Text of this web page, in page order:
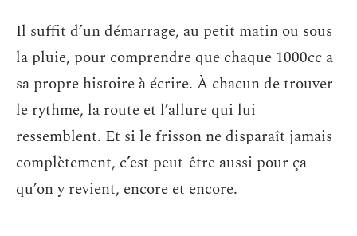
Il suffit d’un démarrage, au petit matin ou sous
la pluie, pour comprendre que chaque 1000cc a
sa propre histoire à écrire. À chacun de trouver
le rythme, la route et l’allure qui lui
ressemblent. Et si le frisson ne disparaît jamais
complètement, c’est peut-être aussi pour ça
qu’on y revient, encore et encore.